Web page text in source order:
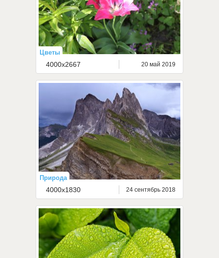
Цветы
4000x2667 20 май 2019
Природа
4000x1830 24 сентябрь 2018